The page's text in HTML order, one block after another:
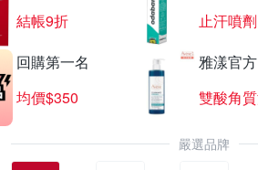
結帳9折
止汗噴劑
回購第一名
均價$350
雅漾官方
嚴選品牌